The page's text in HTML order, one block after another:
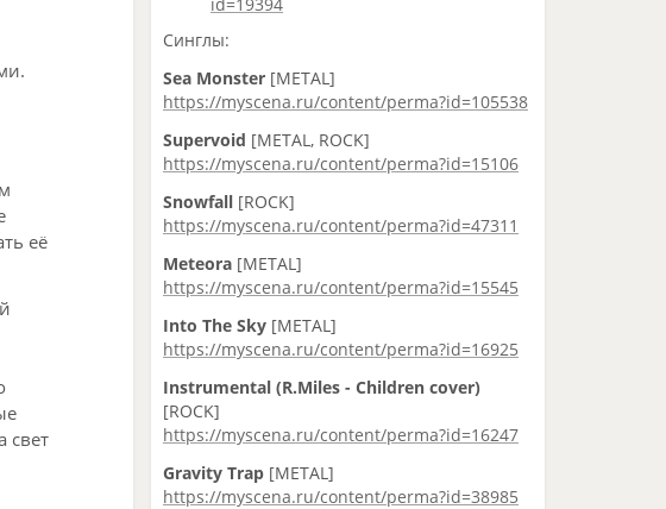
её
свет
Синглы:
Sea Monster [METAL]
https://myscena.ru/content/perma?id=105538
Supervoid [METAL, ROCK]
https://myscena.ru/content/perma?id=15106
Snowfall [ROCK]
https://myscena.ru/content/perma?id=47311
Meteora [METAL]
https://myscena.ru/content/perma?id=15545
Into The Sky [METAL]
https://myscena.ru/content/perma?id=16925
Instrumental (R.Miles - Children cover)
[ROCK]
https://myscena.ru/content/perma?id=16247
Gravity Trap [METAL]
https://myscena.ru/content/perma?id=38985